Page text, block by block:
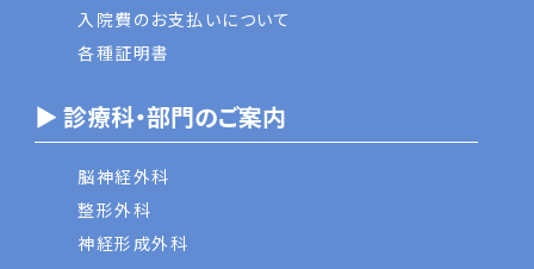
入院費のお支払いについて
各種証明書
▶ 診療科・部門のご案内
脳神経外科
整形外科
神経形成外科